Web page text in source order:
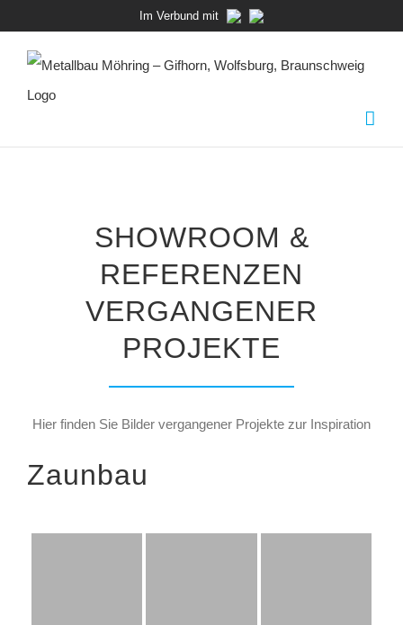
springen
Im Verbund mit
SHOWROOM &
REFERENZEN
VERGANGENER
PROJEKTE
Hier finden Sie Bilder vergangener Projekte zur Inspiration
Zaunbau